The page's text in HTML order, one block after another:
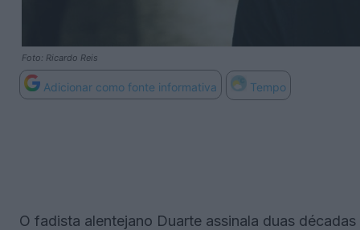
Foto: Ricardo Reis
Adicionar como fonte informativa Tempo
O fadista alentejano Duarte assinala duas